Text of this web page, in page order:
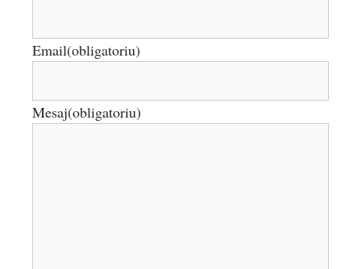
Email(obligatoriu)
Mesaj(obligatoriu)